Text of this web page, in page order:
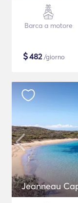
Barca a motore
$482/giorno
Jeanneau